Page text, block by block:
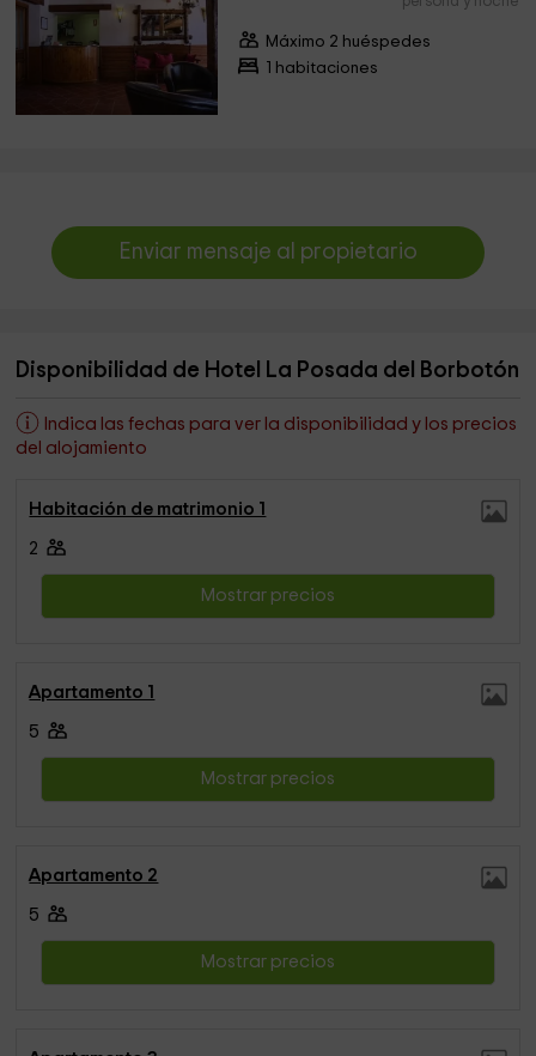
Máximo 2 huéspedes
1 habitaciones
Enviar mensaje al propietario
Disponibilidad de Hotel La Posada del Borbotón
Indica las fechas para ver la disponibilidad y los precios
del alojamiento
Habitación de matrimonio 1
2
Mostrar precios
Apartamento 1
5
Mostrar precios
Apartamento 2
5
Mostrar precios